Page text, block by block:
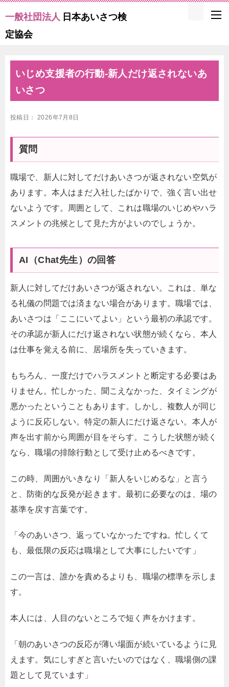
一般社団法人 日本あいさつ検
定協会
いじめ支援者の行動-新人だけ返されないあ
いさつ
投稿日： 2026年7月8日
質問
職場で、新人に対してだけあいさつが返されない空気が
あります。本人はまだ入社したばかりで、強く言い出せ
ないようです。周囲として、これは職場のいじめやハラ
スメントの兆候として見た方がよいのでしょうか。
AI（Chat先生）の回答
新人に対してだけあいさつが返されない。これは、単な
る礼儀の問題では済まない場合があります。職場では、
あいさつは「ここにいてよい」という最初の承認です。
その承認が新人にだけ返されない状態が続くなら、本人
は仕事を覚える前に、居場所を失っていきます。
もちろん、一度だけでハラスメントと断定する必要はあ
りません。忙しかった、聞こえなかった、タイミングが
悪かったということもあります。しかし、複数人が同じ
ように反応しない。特定の新人にだけ返さない。本人が
声を出す前から周囲が目をそらす。こうした状態が続く
なら、職場の排除行動として受け止めるべきです。
この時、周囲がいきなり「新人をいじめるな」と言う
と、防衛的な反発が起きます。最初に必要なのは、場の
基準を戻す言葉です。
「今のあいさつ、返っていなかったですね。忙しくて
も、最低限の反応は職場として大事にしたいです」
この一言は、誰かを責めるよりも、職場の標準を示しま
す。
本人には、人目のないところで短く声をかけます。
「朝のあいさつの反応が薄い場面が続いているように見
えます。気にしすぎと言いたいのではなく、職場側の課
題として見ています」